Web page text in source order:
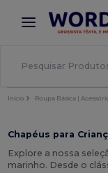
× App
Melhores
Início Roupa Básica |
Chapéus para
Explore a nossa
marinho. Desde o